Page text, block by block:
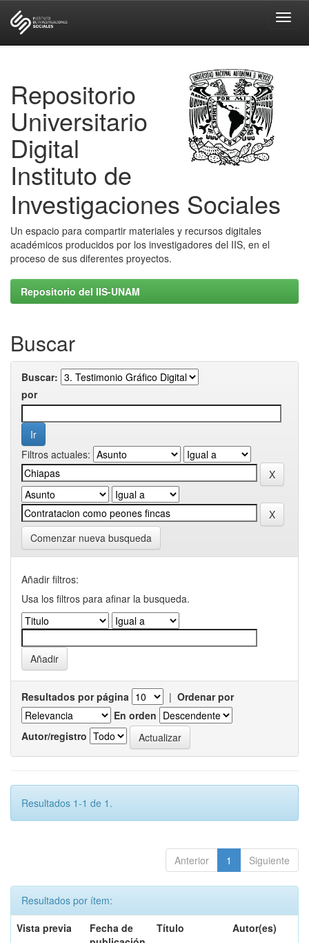
Repositorio
Universitario
Digital
Instituto de
Investigaciones Sociales
Un espacio para compartir materiales y recursos digitales
académicos producidos por los investigadores del IIS, en el
proceso de sus diferentes proyectos.
Repositorio del IIS-UNAM
Buscar
Buscar:
por
Filtros actuales:
Comenzar nueva busqueda
Añadir filtros:
Usa los filtros para afinar la busqueda.
Resultados por página | Ordenar por
En orden
Autor/registro
Resultados 1-1 de 1.
Anterior 1 Siguiente
Resultados por ítem:
Vista previa
Fecha de
Título Autor(es)